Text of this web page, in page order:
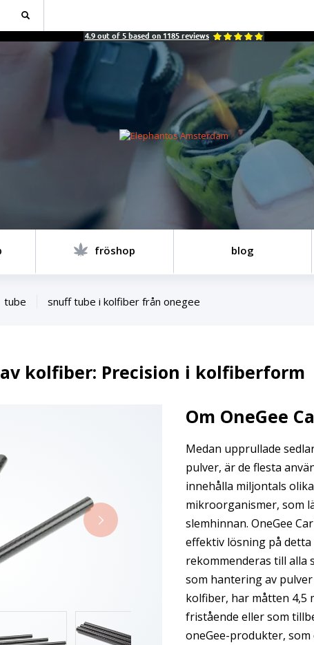
4.9 out of 5 based on 1185 reviews
fröshop blog
tube snuff tube i kolfiber från onegee
kolfiber: Precision i kolfiberform
Om OneGee
Medan upprullade
pulver, är de flesta
innehålla miljontals
mikroorganismer, som
slemhinnan. OneGee
effektiv lösning på
rekommenderas till alla
som hantering av
kolfiber, har måtten 4,5
fristående eller som
oneGee-produkter,